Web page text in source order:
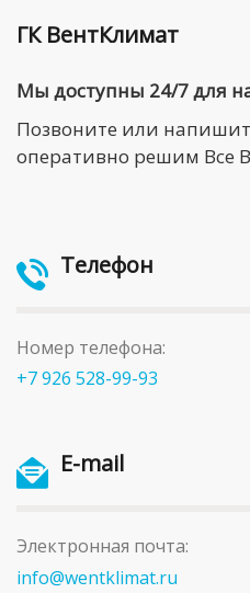
ГК ВентКлимат
Мы доступны 24/7 для
Позвоните или
оперативно решим Все
Телефон
Номер телефона:
+7 926 528-99-93
E-mail
Электронная почта:
info@wentklimat.ru